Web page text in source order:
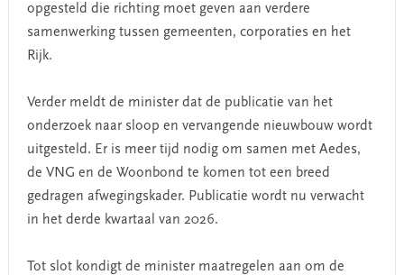
opgesteld die richting moet geven aan verdere
samenwerking tussen gemeenten, corporaties en het
Rijk.
Verder meldt de minister dat de publicatie van het
onderzoek naar sloop en vervangende nieuwbouw wordt
uitgesteld. Er is meer tijd nodig om samen met Aedes,
de VNG en de Woonbond te komen tot een breed
gedragen afwegingskader. Publicatie wordt nu verwacht
in het derde kwartaal van 2026.
Tot slot kondigt de minister maatregelen aan om de